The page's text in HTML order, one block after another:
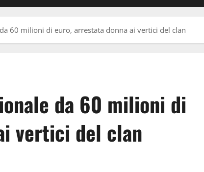
60 milioni di euro, arrestata donna ai vertici del clan
da 60 milioni di
vertici del clan